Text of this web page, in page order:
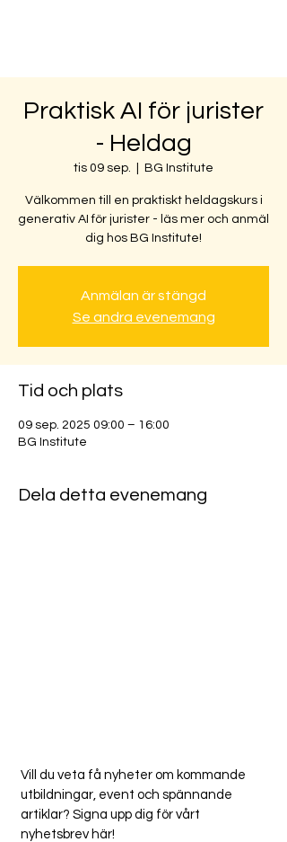
Praktisk AI för jurister
- Heldag
tis 09 sep. BG Institute
Välkommen till en praktiskt heldagskurs i
generativ AI för jurister - läs mer och anmäl
dig hos BG Institute!
Anmälan är stängd
Se andra evenemang
Tid och plats
09 sep. 2025 09:00 – 16:00
BG Institute
Dela detta evenemang
Vill du veta få nyheter om kommande
utbildningar, event och spännande
artiklar? Signa upp dig för vårt
nyhetsbrev här!